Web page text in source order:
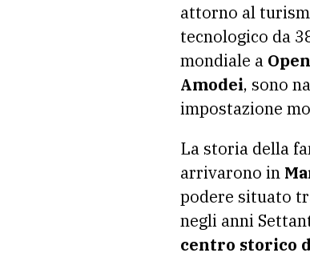
attorno al
tecnologico da
mondiale a
Amodei, sono
impostazione
La storia della
arrivarono in
podere situato
negli anni
centro storico